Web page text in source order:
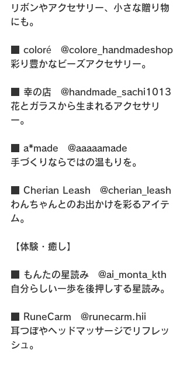
リボンやアクセサリー、小さな贈り物
にも。
■ coloré　@colore_handmadeshop
彩り豊かなビーズアクセサリー。
■ 幸の店　@handmade_sachi1013
花とガラスから生まれるアクセサリ
ー。
■ a*made　@aaaaamade
手づくりならではの温もりを。
■ Cherian Leash　@cherian_leash
わんちゃんとのお出かけを彩るアイテ
ム。
【体験・癒し】
■ もんたの星読み　@ai_monta_kth
自分らしい一歩を後押しする星読み。
■ RuneCarm　@runecarm.hii
耳つぼやヘッドマッサージでリフレッ
シュ。